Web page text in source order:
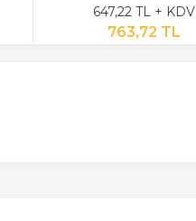
647,22 TL + KDV
763,72 TL